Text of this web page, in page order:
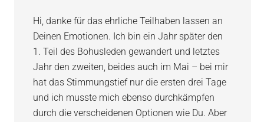
Hi, danke für das ehrliche Teilhaben lassen an
Deinen Emotionen. Ich bin ein Jahr später den
1. Teil des Bohusleden gewandert und letztes
Jahr den zweiten, beides auch im Mai – bei mir
hat das Stimmungstief nur die ersten drei Tage
und ich musste mich ebenso durchkämpfen
durch die verscheidenen Optionen wie Du. Aber